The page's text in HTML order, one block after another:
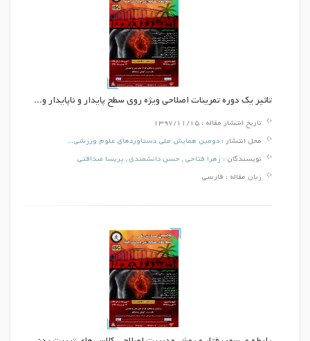
تاثیر یک دوره تمرینات اصلاحی ویژه روی سطح پایدار و ناپایدار و...
تاریخ انتشار مقاله : 1397/11/15
محل انتشار : دومین همایش ملی دستاوردهای علوم ورزشی...
نویسندگان : زهرا فتاحی, حسن دانشمندی, پریسا صداقتی
زبان مقاله : فارسی